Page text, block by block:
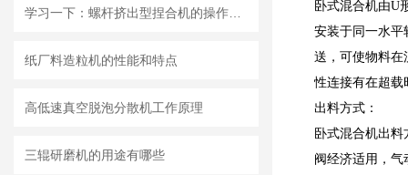
纸厂料造粒机的性能和特点
高低速真空脱泡分散机工作原理
三辊研磨机的用途有哪些
卧式混合机由U
安装于同一水平
送，可使物料在
性连接有在超载
出料方式：
卧式混合机出
阀经济适用，